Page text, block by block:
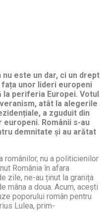
este un dar, ci un drept
unor lideri europeni
la periferia Europei. Votul
atât la alegerile
a zguduit din
Românii s-au
demnitate și au arătat
românilor, nu a politicienilor
România în afara
zile, ne-au ținut la granița
mâna a doua. Acum, acești
poporului român pentru
Lulea, prim-